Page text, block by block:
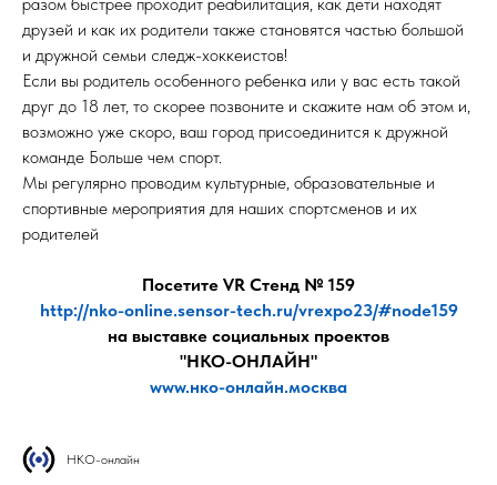
друзей и как их родители также становятся частью большой
и дружной семьи следж-хоккеистов!
Если вы родитель особенного ребенка или у вас есть такой
друг до 18 лет, то скорее позвоните и скажите нам об этом и,
возможно уже скоро, ваш город присоединится к дружной
команде Больше чем спорт.
Мы регулярно проводим культурные, образовательные и
спортивные мероприятия для наших спортсменов и их
родителей
Посетите VR Стенд № 159
http://nko-online.sensor-tech.ru/vrexpo23/#node159
на выставке социальных проектов
"НКО-ОНЛАЙН"
www.нко-онлайн.москва
НКО-онлайн